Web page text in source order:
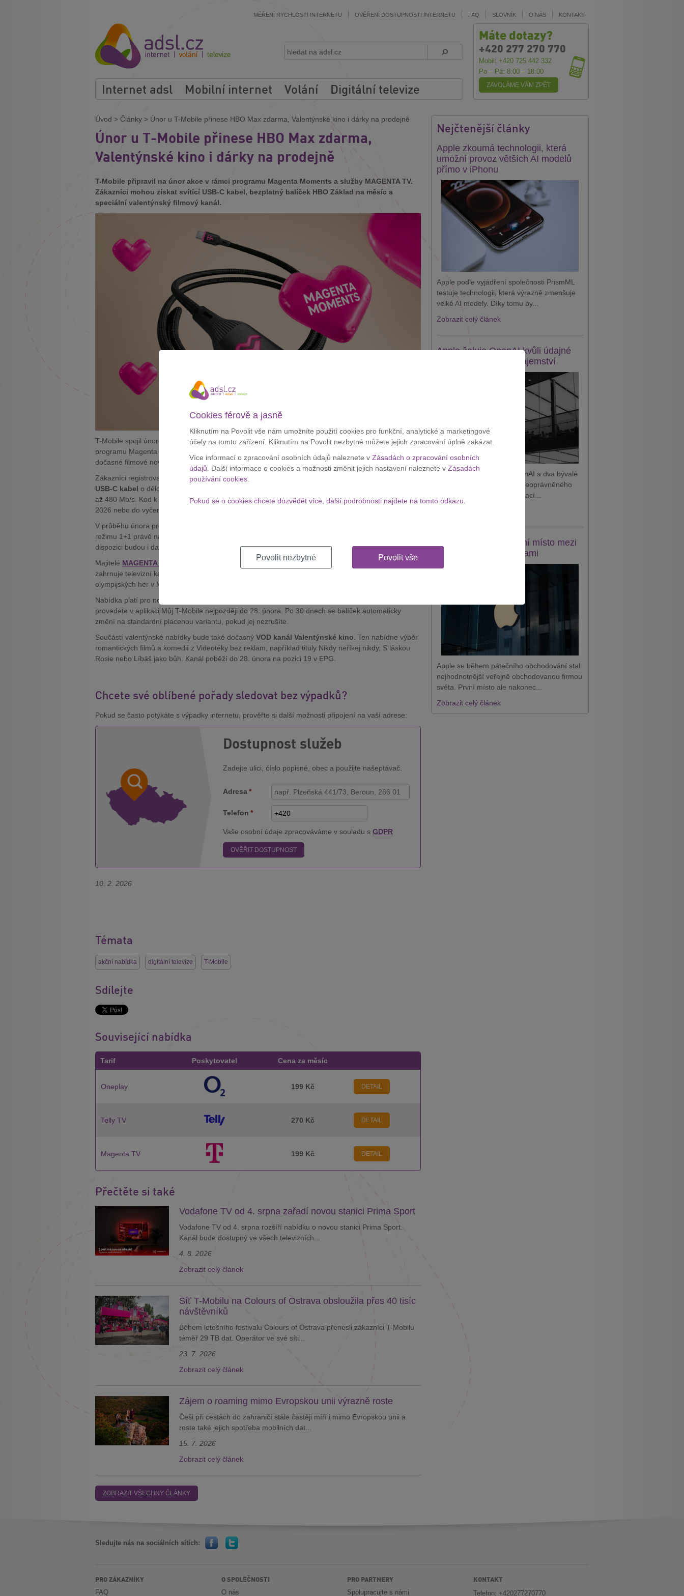
MĚŘENÍ RYCHLOSTI INTERNETU OVĚŘENÍ DOSTUPNOSTI INTERNETU FAQ SLOVNÍK O NÁS KONTAKT
Internet adsl Mobilní internet Volání Digitální televize
Máte dotazy?
+420 277 270 770
Mobil: +420 725 442 332
Po – Pá: 8:00 – 18:00
ZAVOLÁME VÁM ZPĚT
Úvod > Články > Únor u T-Mobile přinese HBO Max zdarma, Valentýnské kino i dárky na prodejně
Únor u T-Mobile přinese HBO Max zdarma,
Valentýnské kino i dárky na prodejně
T-Mobile připravil na únor akce v rámci programu Magenta Moments a služby MAGENTA TV.
Zákazníci mohou získat svítící USB-C kabel, bezplatný balíček HBO Základ na měsíc a
speciální valentýnský filmový kanál.
T-Mobile spojil únorové nabídky s Valentýnem a připravil si hned několik bonusů pro své zákazníky. V
programu Magenta Moments nabídne praktický dárek pro každého a do
dočasné filmové novinky včetně bezplatného přístupu k HBO.
Zákazníci registrovaní do Magenta Moments si mohou na prodejnách T-Mobile vyzvednout
USB-C kabel o délce jednoho metru. Kabel podporuje rychlé nabíjení až 60 W a přenos dat rychlostí
až 480 Mb/s. Kód k vyzvednutí najdete v aplikaci Můj T-Mobile a využít ho můžete do 31. března
2026 nebo do vyčerpání zásob.
V průběhu února program nabídne také
režimu 1+1 právě na 14. února nebo nabídku 1+1 na občerstvení v restauracích Pizza Hut. K
dispozici budou i další slevy na letenky a kulturní zážitky.
Majitelé MAGENTA TV Balíček HBO Základ na jeden měsíc zdarma. Ten
zahrnuje televizní kanály HBO i službu HBO Max, kde budou dostupné všechny přenosy Zimních
olympijských her v Miláně a Cortině 2026 i další filmy a seriály.
Nabídka platí pro nové i stávající zákazníky
provedete v aplikaci Můj T-Mobile nejpozději do 28. února. Po 30 dnech se balíček automaticky
změní na standardní placenou variantu, pokud jej nezrušíte.
Součástí valentýnské nabídky bude také dočasný VOD kanál Valentýnské kino . Ten nabídne výběr
romantických filmů a komedií z Videotéky bez reklam, například tituly Nikdy neříkej nikdy, S láskou
Rosie nebo Líbáš jako bůh. Kanál poběží do 28. února na pozici 19 v EPG.
Chcete své oblíbené pořady sledovat bez výpadků?
Pokud se často potýkáte s výpadky internetu, prověřte si další možnosti připojení na vaší adrese:
Dostupnost služeb
Zadejte ulici, číslo popisné, obec a použijte našeptávač.
Adresa *
Telefon *
Vaše osobní údaje zpracováváme v souladu s GDPR
OVĚŘIT DOSTUPNOST
10. 2. 2026
Témata
akční nabídka digitální televize T-Mobile
Sdílejte
Související nabídka
Tarif Poskytovatel Cena za měsíc
Oneplay 199 Kč DETAIL
Telly TV 270 Kč DETAIL
Magenta TV 199 Kč DETAIL
Přečtěte si také
Vodafone TV od 4. srpna zařadí novou stanici Prima Sport
Vodafone TV od 4. srpna rozšíří nabídku o novou stanici Prima Sport.
Kanál bude dostupný ve všech televizních...
4. 8. 2026
Zobrazit celý článek
Síť T-Mobilu na Colours of Ostrava obsloužila přes 40 tisíc
návštěvníků
Během letošního festivalu Colours of Ostrava přenesli zákazníci T-Mobilu
téměř 29 TB dat. Operátor ve své síti...
23. 7. 2026
Zobrazit celý článek
Zájem o roaming mimo Evropskou unii výrazně roste
Češi při cestách do zahraničí stále častěji míří i mimo Evropskou unii a
roste také jejich spotřeba mobilních dat...
15. 7. 2026
Zobrazit celý článek
ZOBRAZIT VŠECHNY ČLÁNKY
Nejčtenější články
Apple zkoumá technologii, která
umožní provoz větších AI modelů
přímo v iPhonu
Apple podle vyjádření společnosti PrismML
testuje technologii, která výrazně zmenšuje
velké AI modely. Díky tomu by...
Zobrazit celý článek
Apple žaluje OpenAI kvůli údajné
krádeži obchodního tajemství
Apple podal žalobu na OpenAI a dva bývalé
zaměstnance, které viní z neoprávněného
získávání důvěrných informací...
Apple se vrátil na první místo mezi
nejhodnotnějšími firmami
Apple se během pátečního obchodování stal
nejhodnotnější veřejně obchodovanou firmou
světa. První místo ale nakonec...
Zobrazit celý článek
Sledujte nás na sociálních sítích:
PRO ZÁKAZNÍKY
FAQ
O SPOLEČNOSTI
O nás
PRO PARTNERY
Spolupracujte s námi
KONTAKT
Telefon: +420277270770
Cookies férově a jasně
Kliknutím na Povolit vše nám umožníte použití cookies pro funkční, analytické a marketingové
účely na tomto zařízení. Kliknutím na Povolit nezbytné můžete jejich zpracování úplně zakázat.
Více informací o zpracování osobních údajů naleznete v Zásadách o zpracování osobních
údajů . Další informace o cookies a možnosti změnit jejich nastavení naleznete v Zásadách
používání cookies
Pokud se o cookies chcete dozvědět více, další podrobnosti najdete na tomto odkazu.
Povolit nezbytné Povolit vše